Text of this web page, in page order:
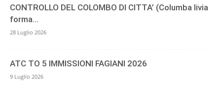
CONTROLLO DEL COLOMBO DI CITTA’ (Columba livia
forma...
28 Luglio 2026
ATC TO 5 IMMISSIONI FAGIANI 2026
9 Luglio 2026